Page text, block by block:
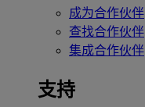
成为合作伙伴
查找合作伙伴
集成合作伙伴
支持